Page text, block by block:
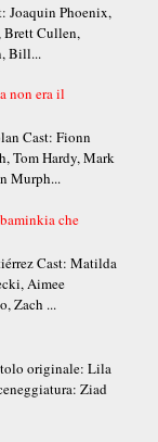
Joaquin Phoenix,
Brett Cullen,
Bill...
non era il
Cast: Fionn
Tom Hardy, Mark
Murph...
che
Cast: Matilda
Aimee
Zach ...
originale: Lila
Ziad